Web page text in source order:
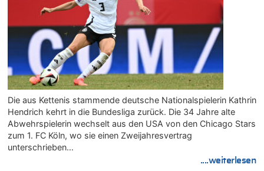
Die aus Kettenis stammende deutsche Nationalspielerin Kathrin
Hendrich kehrt in die Bundesliga zurück. Die 34 Jahre alte
Abwehrspielerin wechselt aus den USA von den Chicago Stars
zum 1. FC Köln, wo sie einen Zweijahresvertrag
unterschrieben…
....weiterlesen